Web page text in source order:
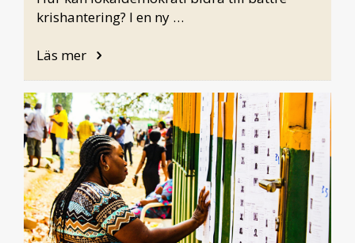
krishantering? I en ny …
Läs mer